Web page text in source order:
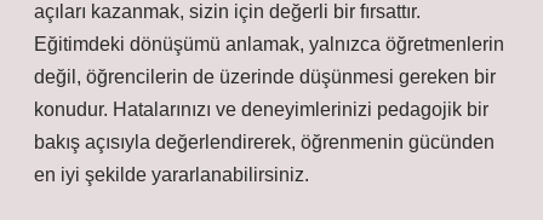
açıları kazanmak, sizin için değerli bir fırsattır.
Eğitimdeki dönüşümü anlamak, yalnızca öğretmenlerin
değil, öğrencilerin de üzerinde düşünmesi gereken bir
konudur. Hatalarınızı ve deneyimlerinizi pedagojik bir
bakış açısıyla değerlendirerek, öğrenmenin gücünden
en iyi şekilde yararlanabilirsiniz.